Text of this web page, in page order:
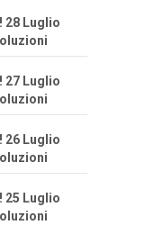
28 Luglio
27 Luglio
26 Luglio
25 Luglio